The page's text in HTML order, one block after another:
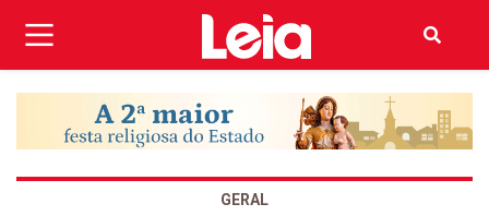
GERAL